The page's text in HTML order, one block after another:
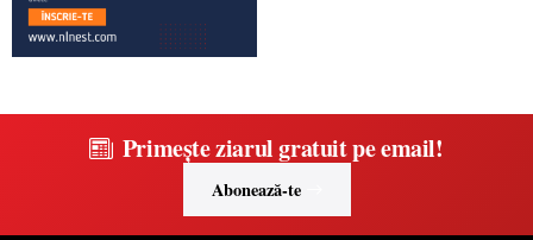
Primește ziarul gratuit pe email!
Abonează-te